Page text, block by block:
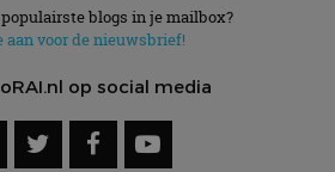
blogs in je mailbox?
aan voor de nieuwsbrief!
op social media